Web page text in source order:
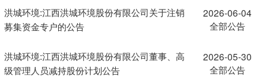
洪城环境:江西洪城环境股份有限公司关于注销
募集资金专户的公告
2026-06-04
全部公告
洪城环境:江西洪城环境股份有限公司董事、高
级管理人员减持股份计划公告
2026-05-30
全部公告